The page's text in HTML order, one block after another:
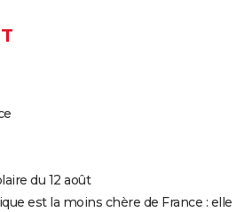
du 12 août
est la moins chère de France : elle